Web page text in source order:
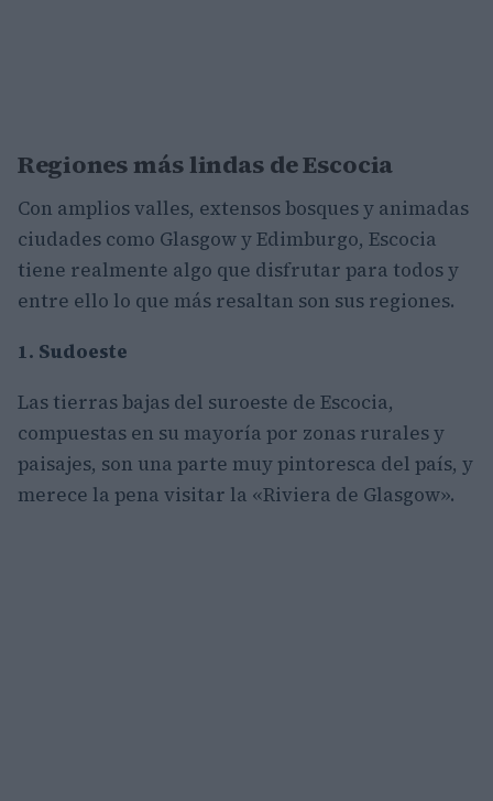
Regiones más lindas de Escocia
Con amplios valles, extensos bosques y animadas
ciudades como Glasgow y Edimburgo, Escocia
tiene realmente algo que disfrutar para todos y
entre ello lo que más resaltan son sus regiones.
1. Sudoeste
Las tierras bajas del suroeste de Escocia,
compuestas en su mayoría por zonas rurales y
paisajes, son una parte muy pintoresca del país, y
merece la pena visitar la «Riviera de Glasgow».